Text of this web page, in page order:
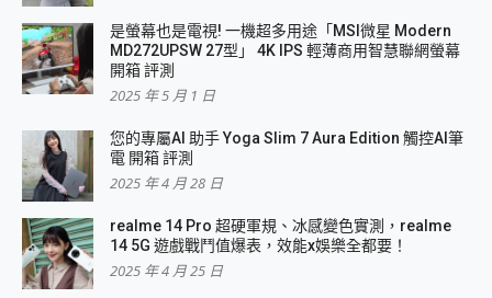
是螢幕也是電視! 一機超多用途「MSI微星 Modern
MD272UPSW 27型」 4K IPS 輕薄商用智慧聯網螢幕
開箱 評測
2025 年 5 月 1 日
您的專屬AI 助手 Yoga Slim 7 Aura Edition 觸控AI筆
電 開箱 評測
2025 年 4 月 28 日
realme 14 Pro 超硬軍規、冰感變色實測，realme
14 5G 遊戲戰鬥值爆表，效能x娛樂全都要！
2025 年 4 月 25 日